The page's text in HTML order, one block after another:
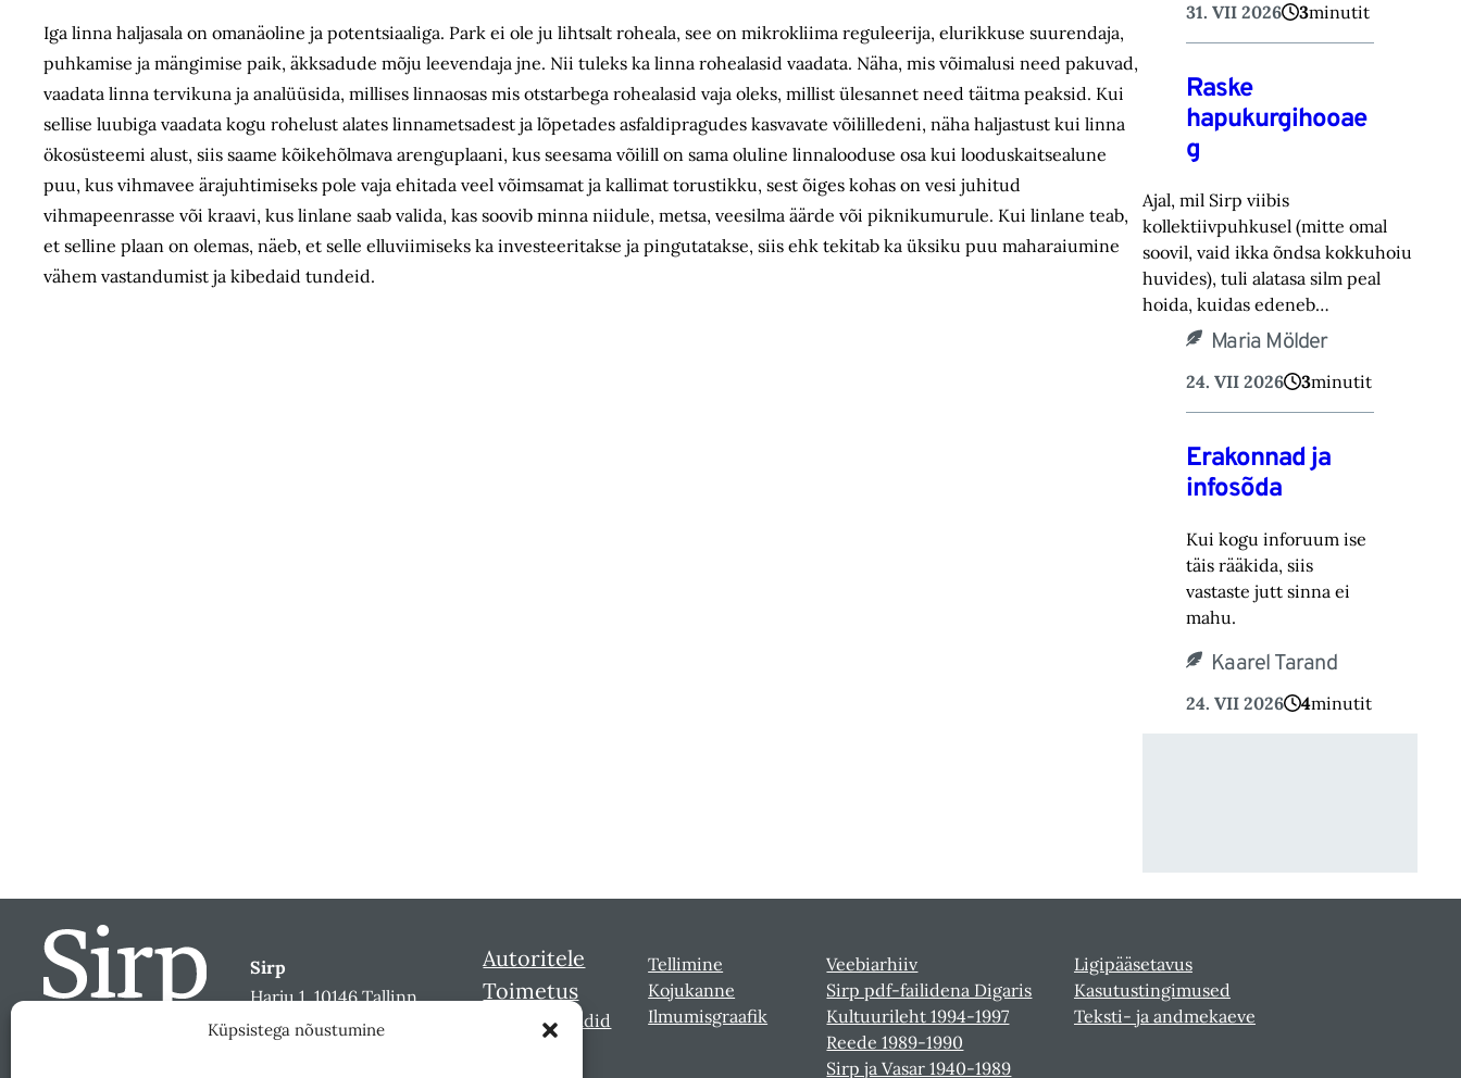
Küpsistega nõustumine
Iga linna haljasala on omanäoline ja potentsiaaliga. Park ei ole ju lihtsalt roheala, see on mikrokliima reguleerija, elurikkuse suurendaja,
puhkamise ja mängimise paik, äkksadude mõju leevendaja jne. Nii tuleks ka linna rohealasid vaadata. Näha, mis võimalusi need pakuvad,
vaadata linna tervikuna ja analüüsida, millises linnaosas mis otstarbega rohealasid vaja oleks, millist ülesannet need täitma peaksid. Kui
sellise luubiga vaadata kogu rohelust alates linnametsadest ja lõpetades asfaldipragudes kasvavate võililledeni, näha haljastust kui linna
ökosüsteemi alust, siis saame kõikehõlmava arenguplaani, kus seesama võilill on sama oluline linnalooduse osa kui looduskaitsealune
puu, kus vihmavee ärajuhtimiseks pole vaja ehitada veel võimsamat ja kallimat torustikku, sest õiges kohas on vesi juhitud
vihmapeenrasse või kraavi, kus linlane saab valida, kas soovib minna niidule, metsa, veesilma äärde või piknikumurule. Kui linlane teab,
et selline plaan on olemas, näeb, et selle elluviimiseks ka investeeritakse ja pingutatakse, siis ehk tekitab ka üksiku puu maharaiumine
vähem vastandumist ja kibedaid tundeid.
31. VII 2026 3minutit
Raske
hapukurgihooae
g
Ajal, mil Sirp viibis
kollektiivpuhkusel (mitte omal
soovil, vaid ikka õndsa kokkuhoiu
huvides), tuli alatasa silm peal
hoida, kuidas edeneb…
Maria Mölder
24. VII 2026 3minutit
Erakonnad ja
infosõda
Kui kogu inforuum ise
täis rääkida, siis
vastaste jutt sinna ei
mahu.
Kaarel Tarand
24. VII 2026 4minutit
Sirp
Harju 1, 10146 Tallinn
sirp@sirp.ee
Autoritele
Toimetus
Sirbi laureaadid
Tellimine
Kojukanne
Ilmumisgraafik
Veebiarhiiv
Sirp pdf-failidena Digaris
Kultuurileht 1994-1997
Reede 1989-1990
Sirp ja Vasar 1940-1989
Ligipääsetavus
Kasutustingimused
Teksti- ja andmekaeve